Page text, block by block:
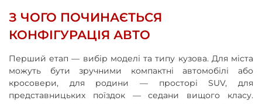
З ЧОГО ПОЧИНАЄТЬСЯ
КОНФІГУРАЦІЯ АВТО
Перший етап— вибір моделі та типу кузова. Для міста
можуть бути зручними компактні автомобілі або
кросовери, для родини — просторі SUV, для
представницьких поїздок —седани вищого класу.